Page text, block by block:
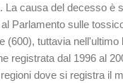
causa del decesso è
Parlamento sulle
(600), tuttavia
registrata dal 1996 al
dove si registra il